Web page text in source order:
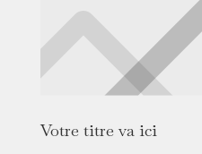
Votre titre va ici